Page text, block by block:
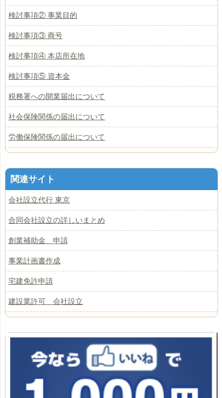
検討事項② 事業目的
検討事項③ 商号
検討事項④ 本店所在地
検討事項⑤ 資本金
税務署への開業届出について
社会保険関係の届出について
労働保険関係の届出について
関連サイト
会社設立代行 東京
合同会社設立の詳しいまとめ
創業補助金 申請
事業計画書作成
宅建免許申請
建設業許可 会社設立